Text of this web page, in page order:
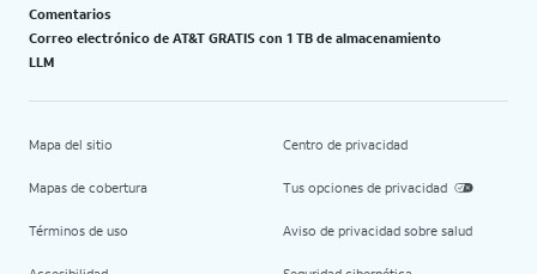
Comentarios
Correo electrónico de AT&T GRATIS con 1 TB de almacenamiento
LLM
Mapa del sitio
Mapas de cobertura
Términos de uso
Centro de privacidad
Tus opciones de privacidad
Aviso de privacidad sobre salud